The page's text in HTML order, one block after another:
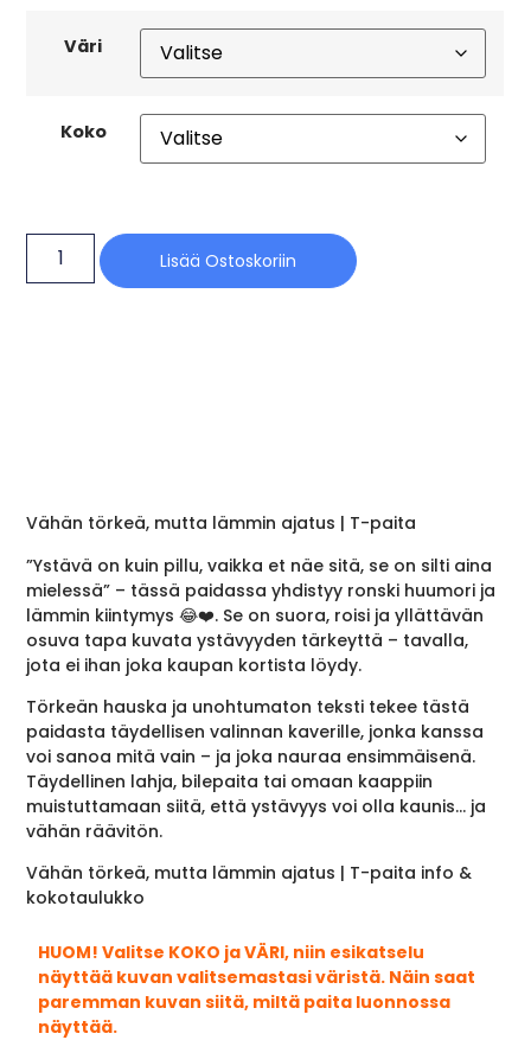
Väri
Koko
Lisää Ostoskoriin
Vähän törkeä, mutta lämmin ajatus | T-paita
”Ystävä on kuin pillu, vaikka et näe sitä, se on silti aina
mielessä” – tässä paidassa yhdistyy ronski huumori ja
lämmin kiintymys 😂❤️. Se on suora, roisi ja yllättävän
osuva tapa kuvata ystävyyden tärkeyttä – tavalla,
jota ei ihan joka kaupan kortista löydy.
Törkeän hauska ja unohtumaton teksti tekee tästä
paidasta täydellisen valinnan kaverille, jonka kanssa
voi sanoa mitä vain – ja joka nauraa ensimmäisenä.
Täydellinen lahja, bilepaita tai omaan kaappiin
muistuttamaan siitä, että ystävyys voi olla kaunis… ja
vähän räävitön.
Vähän törkeä, mutta lämmin ajatus | T-paita info &
kokotaulukko
HUOM! Valitse KOKO ja VÄRI, niin esikatselu
näyttää kuvan valitsemastasi väristä. Näin saat
paremman kuvan siitä, miltä paita luonnossa
näyttää.